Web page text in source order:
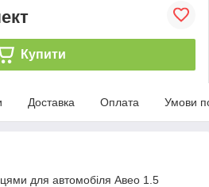
Купити
Доставка Оплата Умови
для автомобіля Авео 1.5